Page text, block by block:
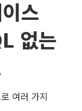
스
없는
여러 가지